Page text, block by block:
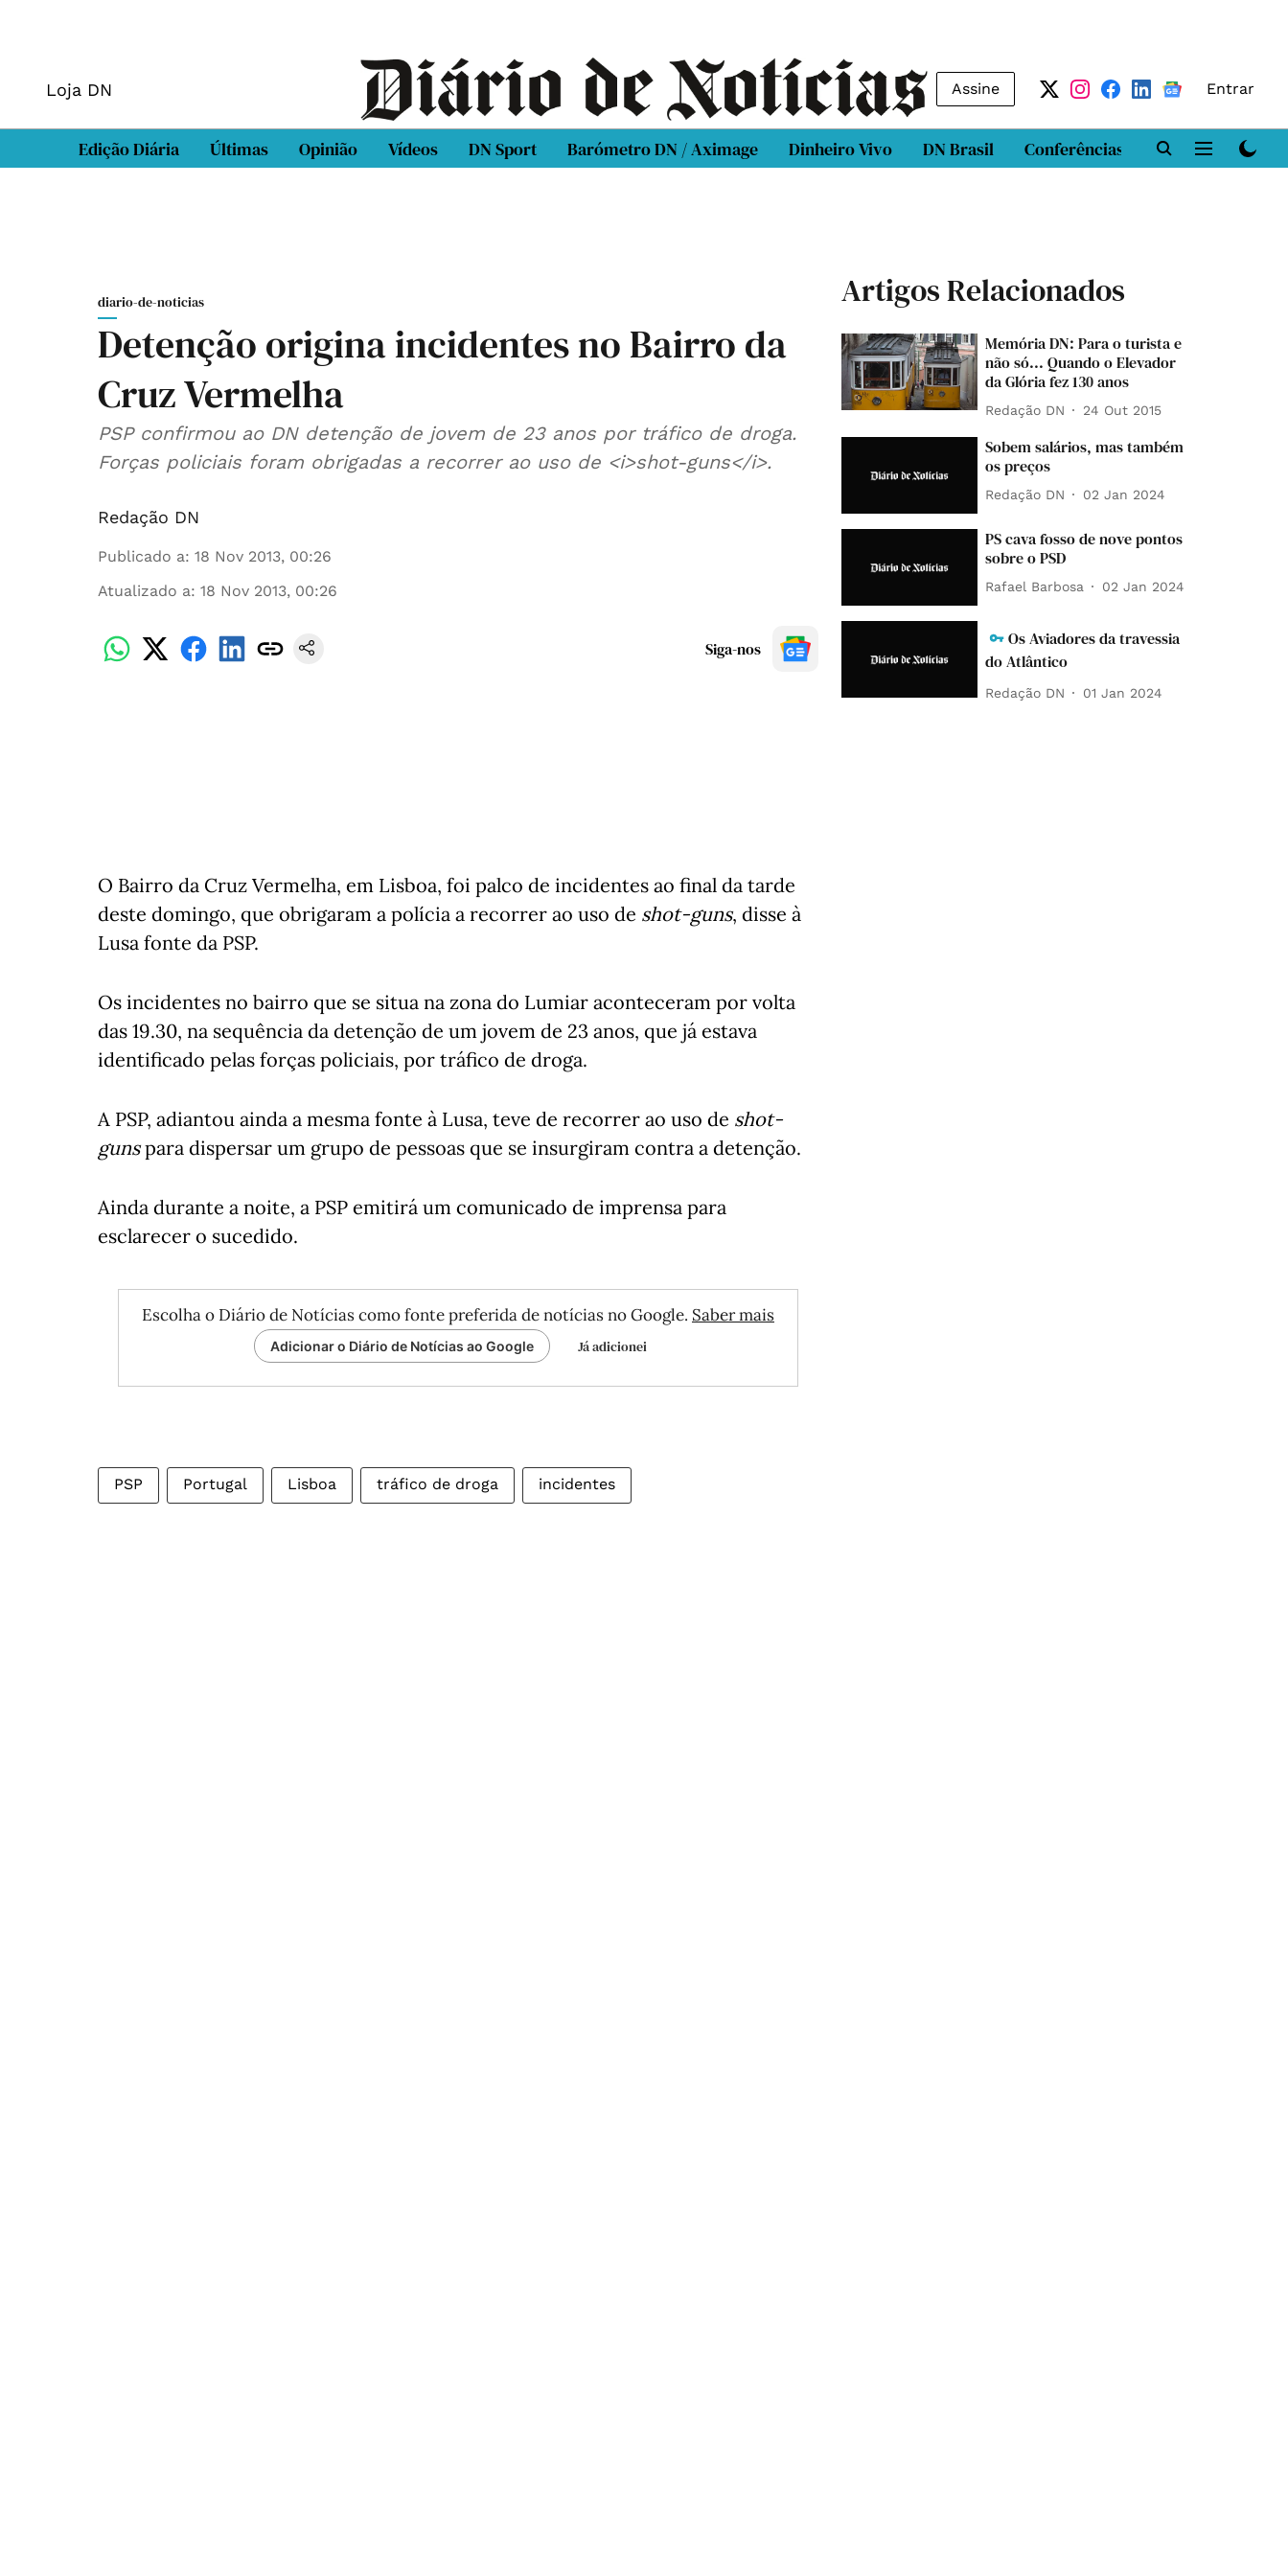
Loja DN Assine Entrar
Edição Diária Últimas Opinião Vídeos DN Sport Barómetro DN / Aximage Dinheiro Vivo DN Brasil Conferências DN LAB
diario-de-noticias
Detenção origina incidentes no Bairro da
Cruz Vermelha
PSP confirmou ao DN detenção de jovem de 23 anos por tráfico de droga.
Forças policiais foram obrigadas a recorrer ao uso de <i>shot-guns</i>.
Redação DN
Publicado a: 18 Nov 2013, 00:26
Atualizado a: 18 Nov 2013, 00:26
Siga-nos
O Bairro da Cruz Vermelha, em Lisboa, foi palco de incidentes ao final da tarde
deste domingo, que obrigaram a polícia a recorrer ao uso de shot-guns, disse à
Lusa fonte da PSP.
Os incidentes no bairro que se situa na zona do Lumiar aconteceram por volta
das 19.30, na sequência da detenção de um jovem de 23 anos, que já estava
identificado pelas forças policiais, por tráfico de droga.
A PSP, adiantou ainda a mesma fonte à Lusa, teve de recorrer ao uso de shot-
gunspara dispersar um grupo de pessoas que se insurgiram contra a detenção.
Ainda durante a noite, a PSP emitirá um comunicado de imprensa para
esclarecer o sucedido.
Escolha o Diário de Notícias como fonte preferida de notícias no Google. Saber mais
Adicionar o Diário de Notícias ao Google Já adicionei
PSP Portugal Lisboa tráfico de droga incidentes
Artigos Relacionados
Memória DN: Para o turista e
não só... Quando o Elevador
da Glória fez 130 anos
Redação DN 24 Out 2015
Sobem salários, mas também
os preços
Redação DN 02 Jan 2024
PS cava fosso de nove pontos
sobre o PSD
Rafael Barbosa 02 Jan 2024
Os Aviadores da travessia
do Atlântico
Redação DN 01 Jan 2024